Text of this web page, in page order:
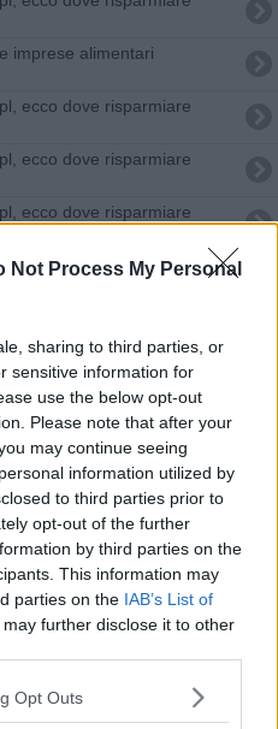
Not Process My Personal
sharing to third parties, or
sensitive information for
use the below opt-out
Please note that after your
may continue seeing
information utilized by
to third parties prior to
opt-out of the further
by third parties on the
This information may
parties on the IAB’s List of
may further disclose it to other
Opt Outs
imprese alimentari
ecco dove risparmiare
ecco dove risparmiare
ecco dove risparmiare
ecco dove risparmiare
ecco dove risparmiare
ecco dove risparmiare
ecco dove risparmiare
ecco dove risparmiare
ecco dove risparmiare
ecco dove risparmiare
ecco dove risparmiare